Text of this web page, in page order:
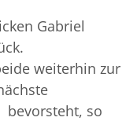
Gabriel
weiterhin zur
bevorsteht, so